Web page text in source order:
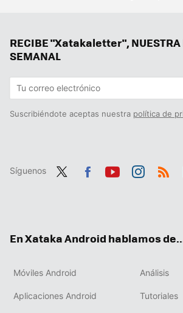
RECIBE "Xatakaletter", NUESTRA
SEMANAL
Suscribiéndote aceptas nuestra política de
Síguenos
En Xataka Android hablamos
Móviles Android Análisis
Aplicaciones Android Tutoriales